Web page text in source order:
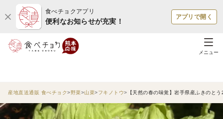
食べチョクアプリ
便利なお知らせが充実！
アプリで開く
メニュー
産地直送通販 食べチョク 野菜 山菜 フキノトウ 【天然の春の味覚】岩手県産ふきのと